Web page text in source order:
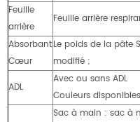
Feuille
arrière
Feuille arrière
Absorbant
Cœur
Le poids de la pâte
modifié ;
ADL
Avec ou sans ADL
Couleurs
Sac à main : sac à